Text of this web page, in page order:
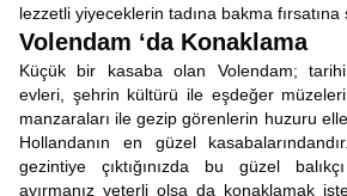
lezzetli yiyeceklerin tadına bakma fırsatına
Volendam ‘da Konaklama
Küçük bir kasaba olan Volendam;
evleri, şehrin kültürü ile eşdeğer
manzaraları ile gezip görenlerin huzuru
Hollandanın en güzel
gezintiye çıktığınızda bu güzel
ayırmanız yeterli olsa da konaklamak